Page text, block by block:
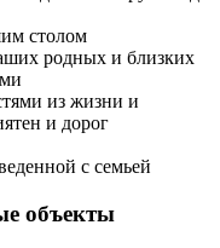
столом
родных и близких
из жизни и
и дорог
с семьей
объекты